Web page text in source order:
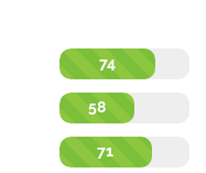
74
58
71